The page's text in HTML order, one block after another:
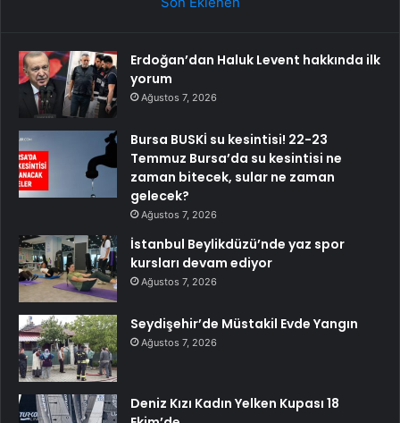
Erdoğan’dan Haluk Levent hakkında ilk
yorum
Ağustos 7, 2026
Bursa BUSKİ su kesintisi! 22-23
Temmuz Bursa’da su kesintisi ne
zaman bitecek, sular ne zaman
gelecek?
Ağustos 7, 2026
İstanbul Beylikdüzü’nde yaz spor
kursları devam ediyor
Ağustos 7, 2026
Seydişehir’de Müstakil Evde Yangın
Ağustos 7, 2026
Deniz Kızı Kadın Yelken Kupası 18